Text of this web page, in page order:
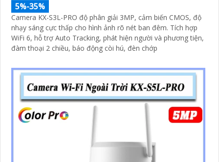
5%-35%
Camera KX-S3L-PRO độ phân giải 3MP, cảm biến CMOS, độ
nhạy sáng cực thấp cho hình ảnh rõ nét ban đêm. Tích hợp
WiFi 6, hỗ trợ Auto Tracking, phát hiện người và phương tiện,
đàm thoại 2 chiều, báo động còi hú, đèn chớp